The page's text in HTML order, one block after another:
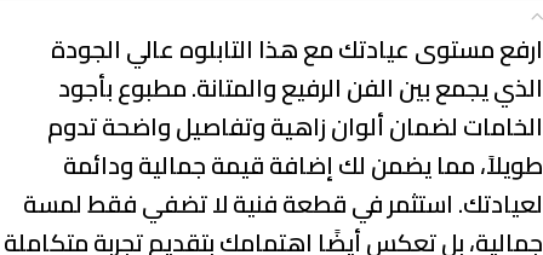
ارفع مستوى عيادتك مع هذا التابلوه عالي الجودة
الذي يجمع بين الفن الرفيع والمتانة. مطبوع بأجود
الخامات لضمان ألوان زاهية وتفاصيل واضحة تدوم
طويلاً، مما يضمن لك إضافة قيمة جمالية ودائمة
لعيادتك. استثمر في قطعة فنية لا تضفي فقط لمسة
جمالية، بل تعكس أيضًا اهتمامك بتقديم تجربة متكاملة